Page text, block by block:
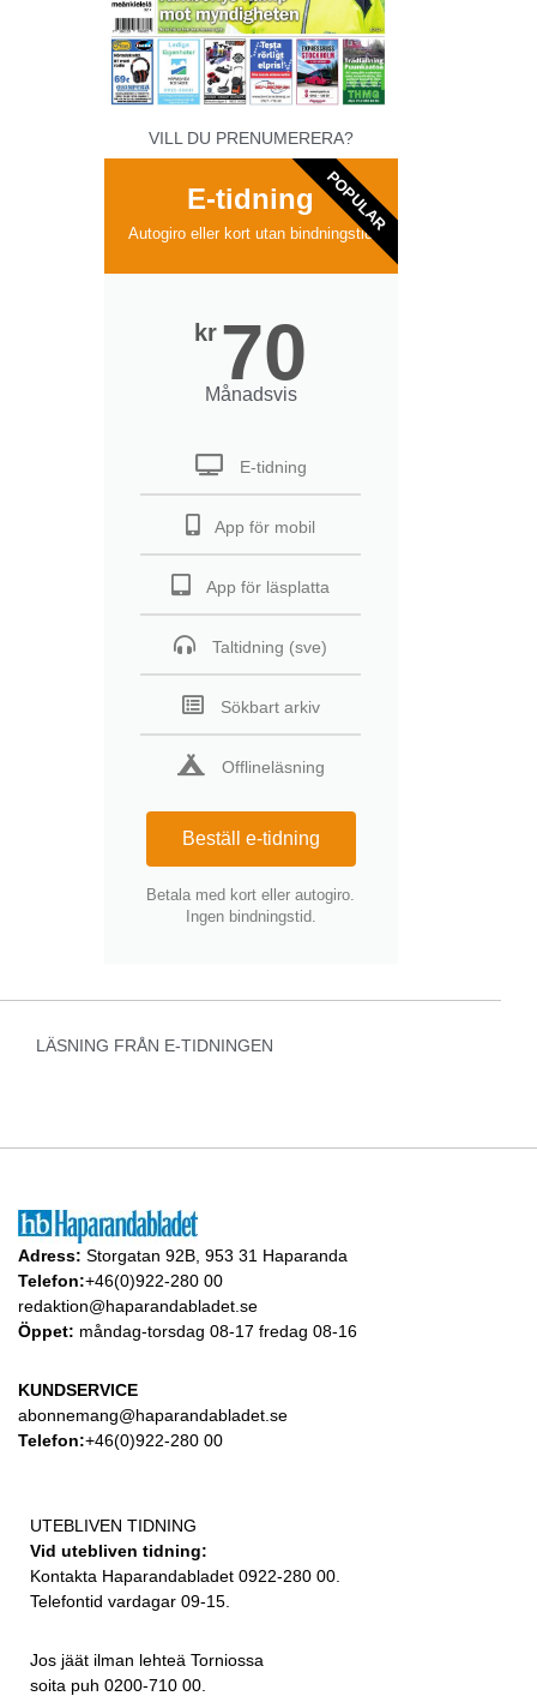
VILL DU PRENUMERERA?
E-tidning
Autogiro eller kort utan bindningstid
kr 70
Månadsvis
E-tidning
App för mobil
App för läsplatta
Taltidning (sve)
Sökbart arkiv
Offlineläsning
Beställ e-tidning
Betala med kort eller autogiro.
Ingen bindningstid.
POPULAR
LÄSNING FRÅN E-TIDNINGEN
Adress: Storgatan 92B, 953 31 Haparanda
Telefon:+46(0)922-280 00
redaktion@haparandabladet.se
Öppet: måndag-torsdag 08-17 fredag 08-16
KUNDSERVICE
abonnemang@haparandabladet.se
Telefon:+46(0)922-280 00
UTEBLIVEN TIDNING
Vid utebliven tidning:
Kontakta Haparandabladet 0922-280 00.
Telefontid vardagar 09-15.
Jos jäät ilman lehteä Torniossa
soita puh 0200-710 00.